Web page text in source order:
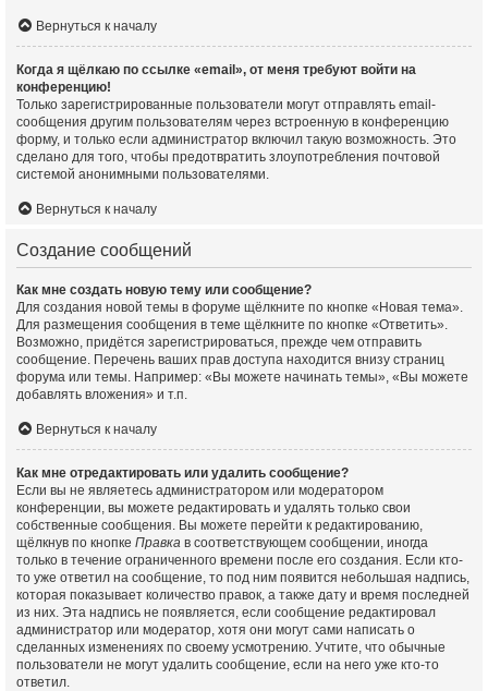
Вернуться к началу
Когда я щёлкаю по ссылке «email», от меня требуют войти на
конференцию!
Только зарегистрированные пользователи могут отправлять email-
сообщения другим пользователям через встроенную в конференцию
форму, и только если администратор включил такую возможность. Это
сделано для того, чтобы предотвратить злоупотребления почтовой
системой анонимными пользователями.
Вернуться к началу
Создание сообщений
Как мне создать новую тему или сообщение?
Для создания новой темы в форуме щёлкните по кнопке «Новая тема».
Для размещения сообщения в теме щёлкните по кнопке «Ответить».
Возможно, придётся зарегистрироваться, прежде чем отправить
сообщение. Перечень ваших прав доступа находится внизу страниц
форума или темы. Например: «Вы можете начинать темы», «Вы можете
добавлять вложения» и т.п.
Вернуться к началу
Как мне отредактировать или удалить сообщение?
Если вы не являетесь администратором или модератором
конференции, вы можете редактировать и удалять только свои
собственные сообщения. Вы можете перейти к редактированию,
щёлкнув по кнопке Правка в соответствующем сообщении, иногда
только в течение ограниченного времени после его создания. Если кто-
то уже ответил на сообщение, то под ним появится небольшая надпись,
которая показывает количество правок, а также дату и время последней
из них. Эта надпись не появляется, если сообщение редактировал
администратор или модератор, хотя они могут сами написать о
сделанных изменениях по своему усмотрению. Учтите, что обычные
пользователи не могут удалить сообщение, если на него уже кто-то
ответил.